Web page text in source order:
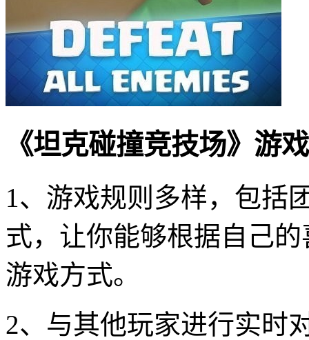
《坦克碰撞竞技场》游
1、游戏规则多样，包括
式，让你能够根据自己
游戏方式。
2、与其他玩家进行实时